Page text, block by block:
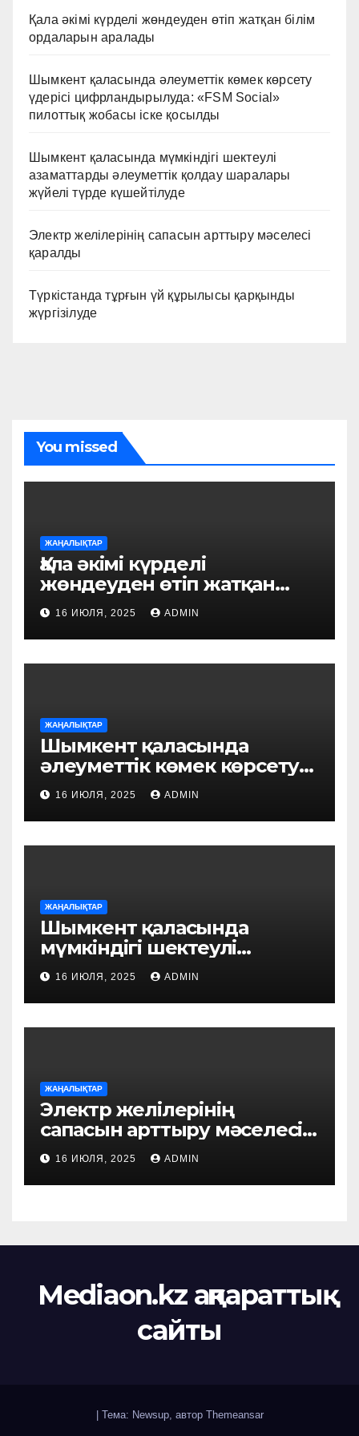
Қала әкімі күрделі жөндеуден өтіп жатқан білім
ордаларын аралады
Шымкент қаласында әлеуметтік көмек көрсету
үдерісі цифрландырылуда: «FSM Social»
пилоттық жобасы іске қосылды
Шымкент қаласында мүмкіндігі шектеулі
азаматтарды әлеуметтік қолдау шаралары
жүйелі түрде күшейтілуде
Электр желілерінің сапасын арттыру мәселесі
қаралды
Түркістанда тұрғын үй құрылысы қарқынды
жүргізілуде
You missed
ЖАҢАЛЫҚТАР
Қала әкімі күрделі
жөндеуден өтіп жатқан
білім ордаларын аралады
16 ИЮЛЯ, 2025 ADMIN
ЖАҢАЛЫҚТАР
Шымкент қаласында
әлеуметтік көмек көрсету
үдерісі цифрландырылуда:
«FSM Social» пилоттық
жобасы іске қосылды
16 ИЮЛЯ, 2025 ADMIN
ЖАҢАЛЫҚТАР
Шымкент қаласында
мүмкіндігі шектеулі
азаматтарды әлеуметтік
қолдау шаралары жүйелі
түрде күшейтілуде
16 ИЮЛЯ, 2025 ADMIN
ЖАҢАЛЫҚТАР
Электр желілерінің
сапасын арттыру мәселесі
қаралды
16 ИЮЛЯ, 2025 ADMIN
Mediaon.kz ақпараттық
сайты
Тема: Newsup, автор Themeansar